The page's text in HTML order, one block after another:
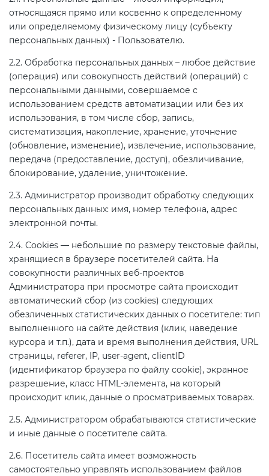
относящаяся прямо или косвенно к определенному
или определяемому физическому лицу (субъекту
персональных данных) - Пользователю.
2.2. Обработка персональных данных – любое действие
(операция) или совокупность действий (операций) с
персональными данными, совершаемое с
использованием средств автоматизации или без их
использования, в том числе сбор, запись,
систематизация, накопление, хранение, уточнение
(обновление, изменение), извлечение, использование,
передача (предоставление, доступ), обезличивание,
блокирование, удаление, уничтожение.
2.3. Администратор производит обработку следующих
персональных данных: имя, номер телефона, адрес
электронной почты.
2.4. Cookies — небольшие по размеру текстовые файлы,
хранящиеся в браузере посетителей сайта. На
совокупности различных веб‑проектов
Администратора при просмотре сайта происходит
автоматический сбор (из cookies) следующих
обезличенных статистических данных о посетителе: тип
выполненного на сайте действия (клик, наведение
курсора и т.п.), дата и время выполнения действия, URL
страницы, referer, IP, user‑agent, clientID
(идентификатор браузера по файлу cookie), экранное
разрешение, класс HTML‑элемента, на который
происходит клик, данные о просматриваемых товарах.
2.5. Администратором обрабатываются статистические
и иные данные о посетителе сайта.
2.6. Посетитель сайта имеет возможность
самостоятельно управлять использованием файлов
Сертификация бытовой техники
промышленности
Сертификация мебели
Сертификация упаковки
Сертификация импортной
Сертификация для
Сертификация детских товаров
Сертификация спортивных
товаров
Сертификация электротехники
Сертификация ресурсов
Остальное
БАДы
Сертификат ГОСТ Р ИСО/МЭК
20000-1-2021
Сертификат ГОСТ Р ИСО 26000-
2012
Сертификат ГОСТ Р ИСО/МЭК
27001-2021
Сертификат на ИСМ
Регистрация товарного знака
(торговой марки) в Роспатенте
Регистрация товарного знака
(торговой марки) в Роспатенте
Регистрация товарного знака
(торговой марки) в Роспатенте
Заключение ФСТЭК
Декларация связи Минцифры
2008
Сертификат ГОСТ Р ИСО 20121-
2014
Сертификат ГОСТ Р 56404-2021
Сертификат ГОСТ Р 55267-2012
Декларация ГОСТ Р
Добровольная сертификация
продукции ГОСТ Р
Добровольный сертификат на
услуги
О безопасности дорог (ТР ТС
014/2011)
О безопасности оборудования
для работы во взрывоопасных
средах (ТР ТС 012/2011)
ТР ТС 011/2011 «Безопасность
лифтов»
обеспечения пожарной
безопасности и пожаротушения
Декларация соответствия ТР ТС
004/2011
Декларация ТР ТС
Декларирование косметики (ТР
Декларирование оборудования
по схеме 5Д (ТР ТС 010)
Декларирование пищевой
продукции (ТР ТС 021)